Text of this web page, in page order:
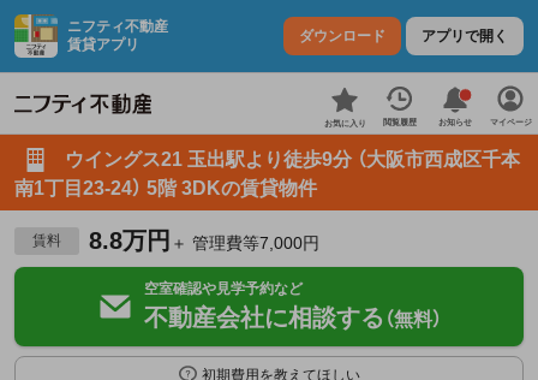
ニフティ不動産
賃貸アプリ
ダウンロード アプリで開く
お気に入り 閲覧履歴 お知らせ マイページ
ウイングス21 玉出駅より徒歩9分 （大阪市西成区千本
南1丁目23-24） 5階 3DKの賃貸物件
賃料 8.8万円 ＋ 管理費等7,000円
空室確認や見学予約など
不動産会社に相談する （無料）
初期費用を教えてほしい